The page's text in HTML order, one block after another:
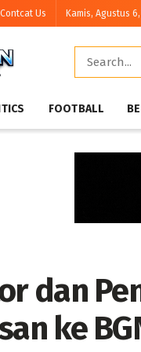
Contcat Us Kamis, Agustus
FOOTBALL
dan
ke